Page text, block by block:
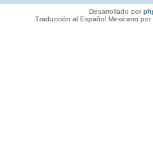
Desarrollado por
Traducción al Español Mexicano por